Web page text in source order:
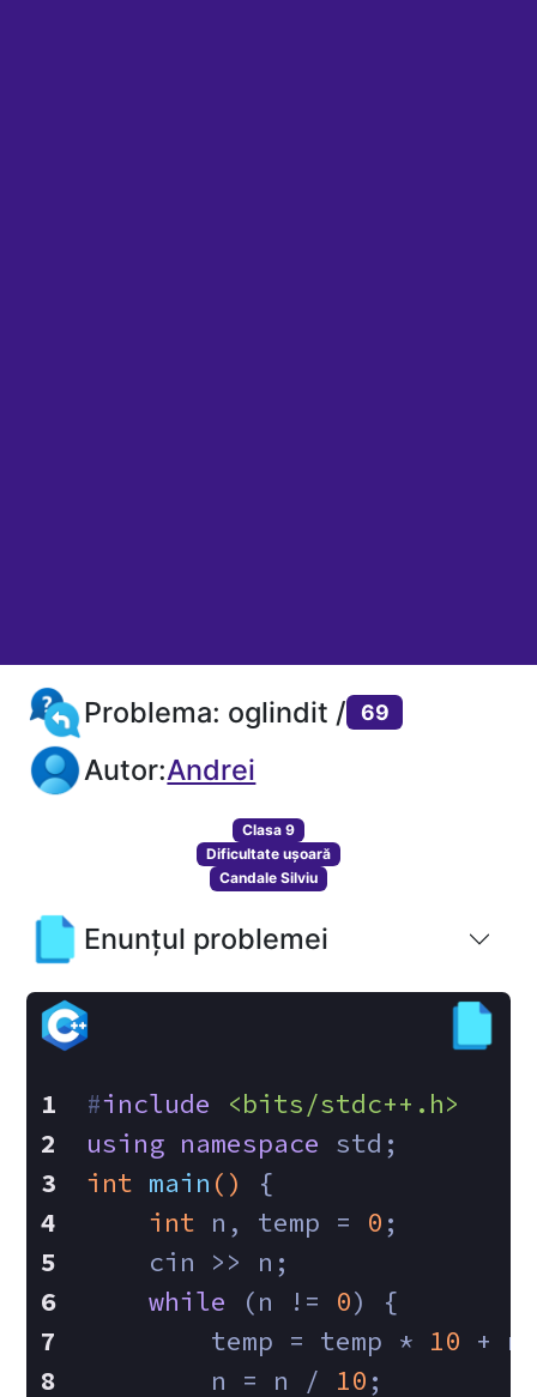
Problema: oglindit / 69
Autor:Andrei
Clasa 9
Dificultate ușoară
Candale Silviu
Enunțul problemei
#include
<bits/stdc++.h>
using namespace std;
int main ()
{
int n, temp = 0 ;
    cin >> n;
while (n != 0) {
        temp = temp *
10 + n
        n = n /
10 ;